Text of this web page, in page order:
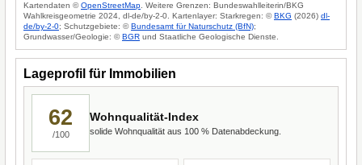
Kartendaten ©OpenStreetMap . Weitere Grenzen: Bundeswahlleiterin/BKG
Wahlkreisgeometrie 2024, dl-de/by-2-0. Kartenlayer: Starkregen: ©BKG (2026) dl-
de/by-2-0; Schutzgebiete: ©Bundesamt für Naturschutz (BfN);
Grundwasser/Geologie: ©BGR und Staatliche Geologische Dienste.
Lageprofil für Immobilien
62
/100
Wohnqualität-Index
solide Wohnqualität aus 100 % Datenabdeckung.